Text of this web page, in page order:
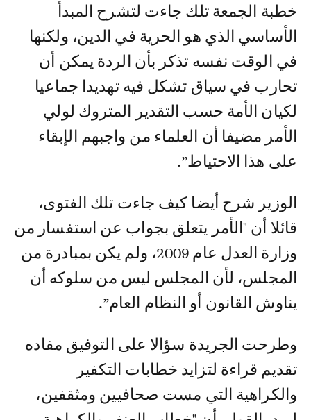
خطبة الجمعة تلك جاءت لتشرح المبدأ
الأساسي الذي هو الحرية في الدين، ولكنها
في الوقت نفسه تذكر بأن الردة يمكن أن
تحارب في سياق تشكل فيه تهديدا جماعيا
لكيان الأمة حسب التقدير المتروك لولي
الأمر مضيفا أن العلماء من واجبهم الإبقاء
على هذا الاحتياط”.
الوزير شرح أيضا كيف جاءت تلك الفتوى،
قائلا أن "الأمر يتعلق بجواب عن استفسار من
وزارة العدل عام 2009، ولم يكن بمبادرة من
المجلس، لأن المجلس ليس من سلوكه أن
يناوش القانون أو النظام العام”.
وطرحت الجريدة سؤالا على التوفيق مفاده
تقديم قراءة لتزايد خطابات التكفير
والكراهية التي مست صحافيين ومثقفين،